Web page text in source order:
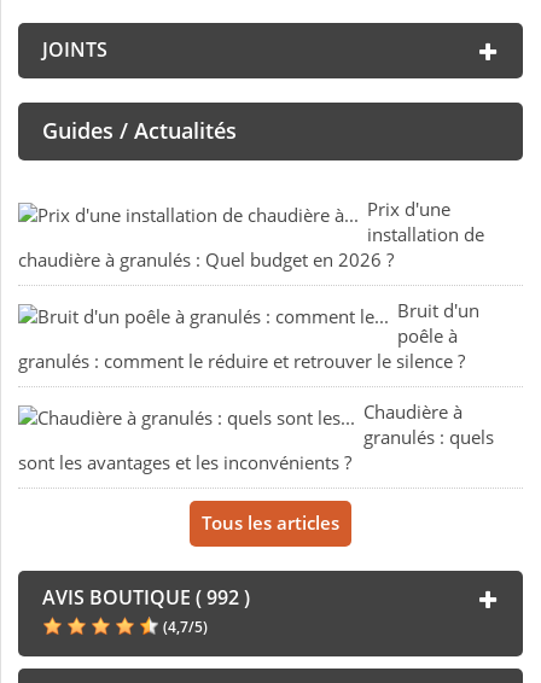
JOINTS
Guides / Actualités
Prix d'une
installation de
chaudière à granulés : Quel budget en 2026 ?
Bruit d'un
poêle à
granulés : comment le réduire et retrouver le silence ?
Chaudière à
granulés : quels
sont les avantages et les inconvénients ?
Tous les articles
AVIS BOUTIQUE ( 992 )
(4,7/5)